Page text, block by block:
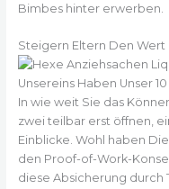
Bimbes hinter erwerben.
Steigern Eltern Den
In wie weit Sie das
zwei teilbar erst öffnen,
Einblicke. Wohl haben
den Proof-of-Work-
diese Absicherung durch